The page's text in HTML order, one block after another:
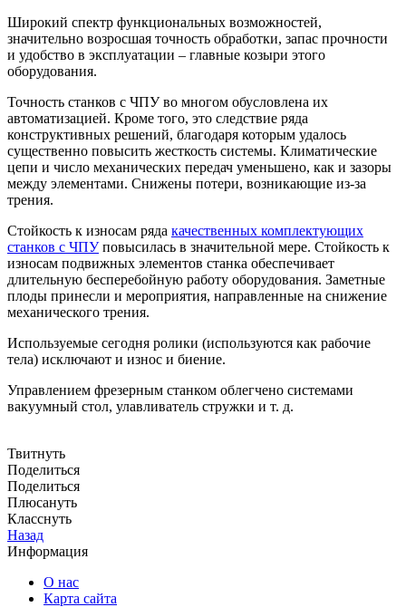
Широкий спектр функциональных возможностей,
значительно возросшая точность обработки, запас прочности
и удобство в эксплуатации – главные козыри этого
оборудования.
Точность станков с ЧПУ во многом обусловлена их
автоматизацией. Кроме того, это следствие ряда
конструктивных решений, благодаря которым удалось
существенно повысить жесткость системы. Климатические
цепи и число механических передач уменьшено, как и зазоры
между элементами. Снижены потери, возникающие из-за
трения.
Стойкость к износам ряда качественных комплектующих
станков с ЧПУповысилась в значительной мере. Стойкость к
износам подвижных элементов станка обеспечивает
длительную бесперебойную работу оборудования. Заметные
плоды принесли и мероприятия, направленные на снижение
механического трения.
Используемые сегодня ролики (используются как рабочие
тела) исключают и износ и биение.
Управлением фрезерным станком облегчено системами
вакуумный стол, улавливатель стружки и т. д.
Твитнуть
Поделиться
Поделиться
Плюсануть
Класснуть
Назад
Информация
О нас
Карта сайта